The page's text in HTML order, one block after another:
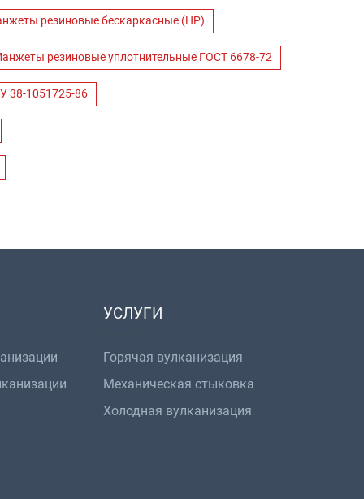
резиновые бескаркасные (НР)
резиновые уплотнительные ГОСТ 6678-72
38-1051725-86
УСЛУГИ
Горячая вулканизация
Механическая стыковка
Холодная вулканизация